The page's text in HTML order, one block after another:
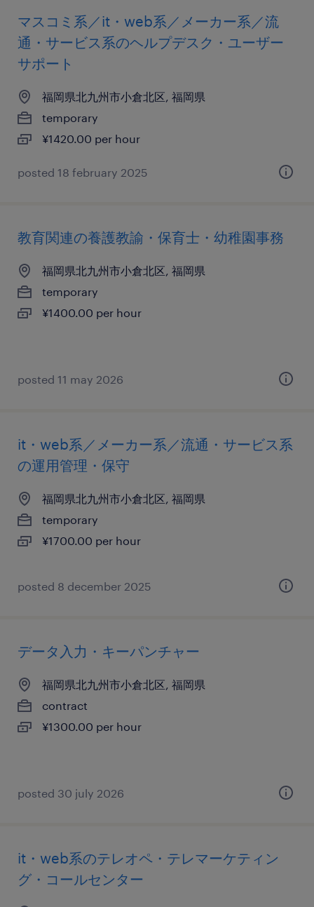
マスコミ系／it・web系／メーカー系／流
通・サービス系のヘルプデスク・ユーザー
サポート
福岡県北九州市小倉北区, 福岡県
temporary
¥1420.00 per hour
posted 18 february 2025
教育関連の養護教諭・保育士・幼稚園事務
福岡県北九州市小倉北区, 福岡県
temporary
¥1400.00 per hour
posted 11 may 2026
it・web系／メーカー系／流通・サービス系
の運用管理・保守
福岡県北九州市小倉北区, 福岡県
temporary
¥1700.00 per hour
posted 8 december 2025
データ入力・キーパンチャー
福岡県北九州市小倉北区, 福岡県
contract
¥1300.00 per hour
posted 30 july 2026
it・web系のテレオペ・テレマーケティン
グ・コールセンター